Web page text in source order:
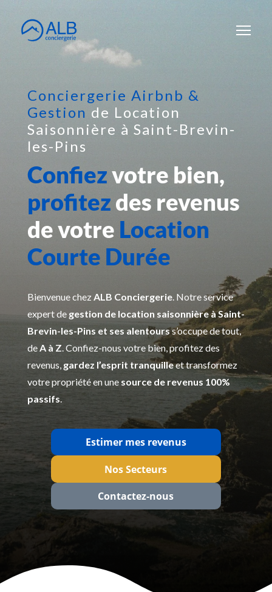
Conciergerie Airbnb &
Gestion de Location
Saisonnière à Saint-Brevin-
les-Pins
Confiezvotre bien,
profitezdes revenus
de votre Location
Courte Durée
Bienvenue chez ALB Conciergerie. Notre service
expert de gestion de location saisonnière à Saint-
Brevin-les-Pins et ses alentourss’occupe de tout,
deA à Z. Confiez-nous votre bien, profitez des
revenus, gardez l’esprit tranquilleet transformez
votre propriété en une source de revenus 100%
passifs.
Estimer mes revenus
Nos Secteurs
Contactez‑nous